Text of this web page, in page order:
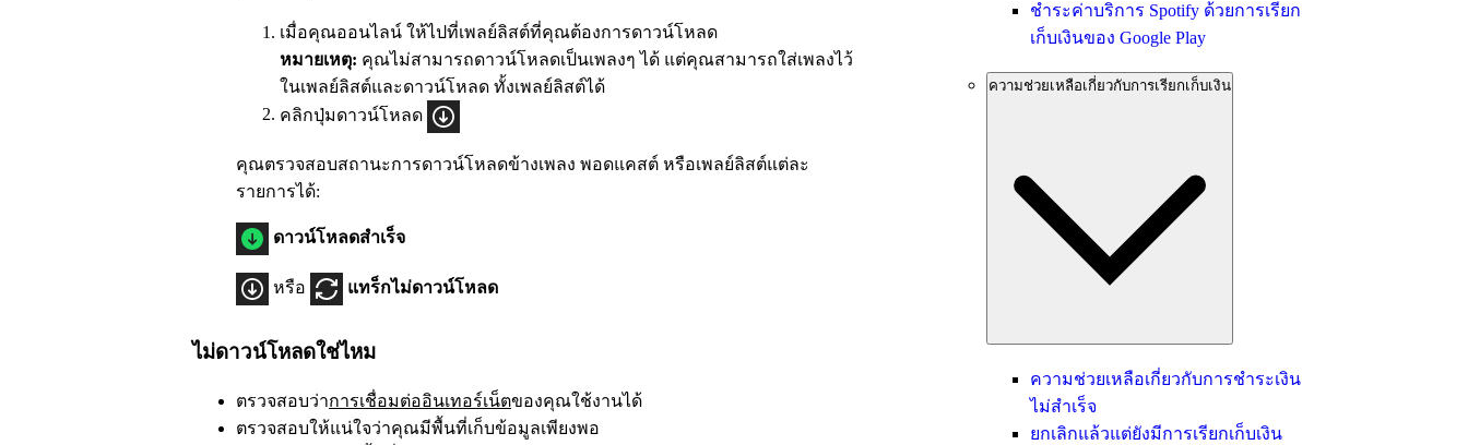
เมื่อคุณออนไลน์ ให้ไปที่เพลย์ลิสต์ที่คุณต้องการดาวน์โหลด
หมายเหตุ: คุณไม่สามารถดาวน์โหลดเป็นเพลงๆ ได้ แต่คุณสามารถใส่เพลงไว้
ในเพลย์ลิสต์และดาวน์โหลด ทั้งเพลย์ลิสต์ได้
คลิกปุ่มดาวน์โหลด
คุณตรวจสอบสถานะการดาวน์โหลดข้างเพลง พอดแคสต์ หรือเพลย์ลิสต์แต่ละ
รายการได้:
ดาวน์โหลดสำเร็จ
หรือ แทร็กไม่ดาวน์โหลด
ไม่ดาวน์โหลดใช่ไหม
ตรวจสอบว่าการเชื่อมต่ออินเทอร์เน็ตของคุณใช้งานได้
ตรวจสอบให้แน่ใจว่าคุณมีพื้นที่เก็บข้อมูลเพียงพอ
ชำระค่าบริการ Spotify ด้วยการเรียก
เก็บเงินของ Google Play
ความช่วยเหลือเกี่ยวกับการเรียกเก็บเงิน
ความช่วยเหลือเกี่ยวกับการชำระเงิน
ไม่สำเร็จ
ยกเลิกแล้วแต่ยังมีการเรียกเก็บเงิน